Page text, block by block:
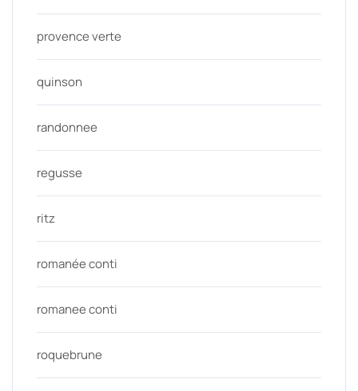
provence verte
quinson
randonnee
regusse
ritz
romanée conti
romanee conti
roquebrune